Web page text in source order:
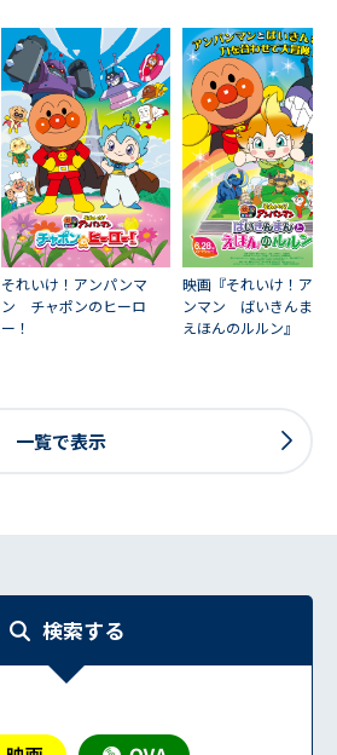
それいけ！アンパンマ
ン チャポンのヒーロ
ー！
映画『それいけ！アン
ンマン ばいきんまん
えほんのルルン』
一覧で表示
検索する